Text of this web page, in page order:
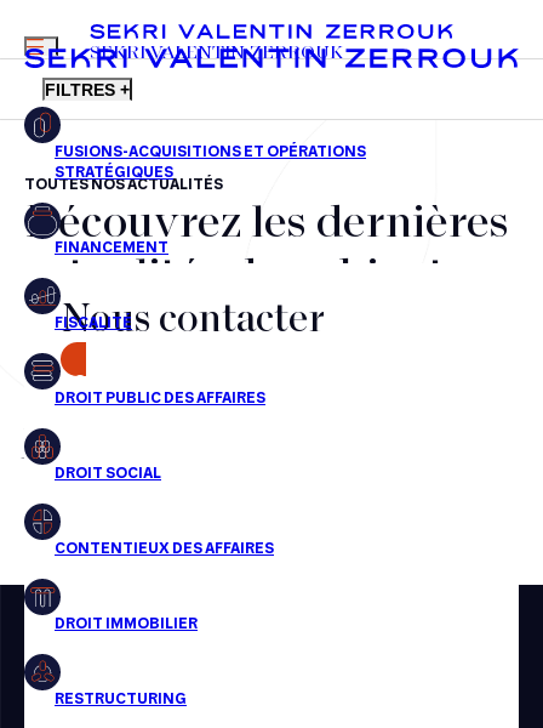
FR EN
MENU
SEKRI VALENTIN ZERROUK
FILTRES +
Fusions-acquisitions et opérations stratégiques
Financement
Fiscalité
Droit public des affaires
Droit social
Droit immobilier
Restructuring
TOUTES NOS ACTUALITÉS
Découvrez les dernières
actualités du cabinet,
nos récompenses et nos
transactions, jour après
jour
Aucun résultats pour cette recherche
Nous contacter